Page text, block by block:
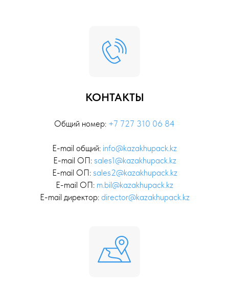
КОНТАКТЫ
Общий номер: +7 727 310 06 84
E-mail общий: info@kazakhupack.kz
E-mail ОП: sales1@kazakhupack.kz
E-mail ОП: sales2@kazakhupack.kz
E-mail ОП: m.bil@kazakhupack.kz
E-mail директор: director@kazakhupack.kz